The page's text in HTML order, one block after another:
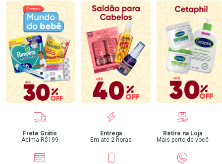
Benefícios
Frete Grátis
Acima R$199
Entrega
Em até 2 horas
Retire na Loja
Mais perto de você